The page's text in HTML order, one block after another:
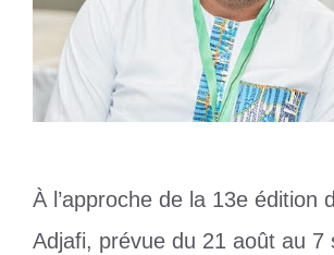
À l’approche de la 13e édition
Adjafi, prévue du 21 août au 7